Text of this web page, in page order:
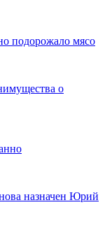
подорожало мясо
о
назначен Юрий